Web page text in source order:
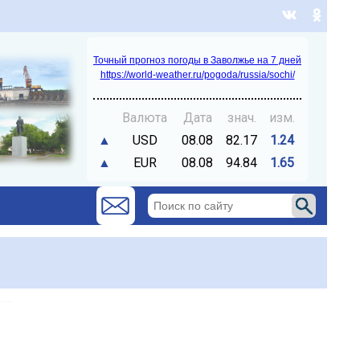
Точный прогноз погоды в Заволжье на 7 дней
https://world-weather.ru/pogoda/russia/sochi/
Валюта Дата знач.
изм.
▲
USD 08.08 82.17
1.24
▲
EUR 08.08 94.84 1.65